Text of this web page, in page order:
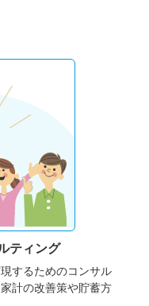
ティング
するためのコンサル
計の改善策や貯蓄方